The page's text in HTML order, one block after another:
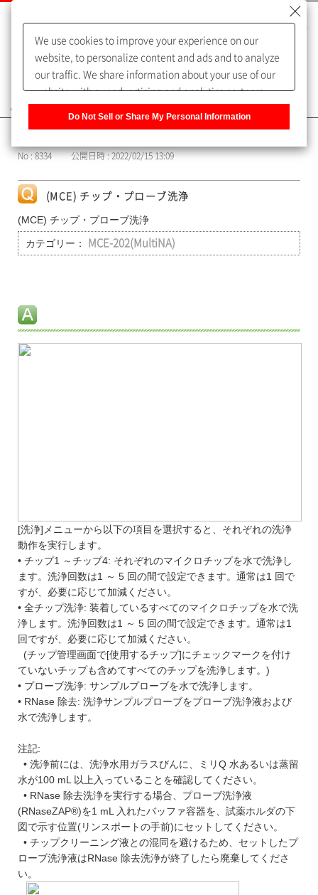
よくあるご質問（FAQ）
No : 8334 公開日時 : 2022/02/15 13:09
(MCE) チップ・プローブ洗浄
(MCE) チップ・プローブ洗浄
カテゴリー： MCE-202(MultiNA)
[洗浄]メニューから以下の項目を選択すると、それぞれの洗浄
動作を実行します。
• チップ1 ～チップ4: それぞれのマイクロチップを水で洗浄し
ます。洗浄回数は1 ～ 5 回の間で設定できます。通常は1 回で
すが、必要に応じて加減ください。
• 全チップ洗浄: 装着しているすべてのマイクロチップを水で洗
浄します。洗浄回数は1 ～ 5 回の間で設定できます。通常は1
回ですが、必要に応じて加減ください。
(チップ管理画面で[使用するチップ]にチェックマークを付け
ていないチップも含めてすべてのチップを洗浄します。)
• プローブ洗浄: サンプルプローブを水で洗浄します。
• RNase 除去: 洗浄サンプルプローブをプローブ洗浄液および
水で洗浄します。
注記:
• 洗浄前には、洗浄水用ガラスびんに、ミリQ 水あるいは蒸留
水が100 mL 以上入っていることを確認してください。
• RNase 除去洗浄を実行する場合、プローブ洗浄液
(RNaseZAP®)を1 mL 入れたバッファ容器を、試薬ホルダの下
図で示す位置(リンスポートの手前)にセットしてください。
• チップクリーニング液との混同を避けるため、セットしたプ
ローブ洗浄液はRNase 除去洗浄が終了したら廃棄してくださ
い。
We use cookies to improve your experience on our
website, to personalize content and ads and to analyze
our traffic. We share information about your use of our
website with our advertising and analytics partners,
of our sharing information about you with our partners.
Information] to customize your cookie settings on our
Do Not Sell or Share My Personal Information